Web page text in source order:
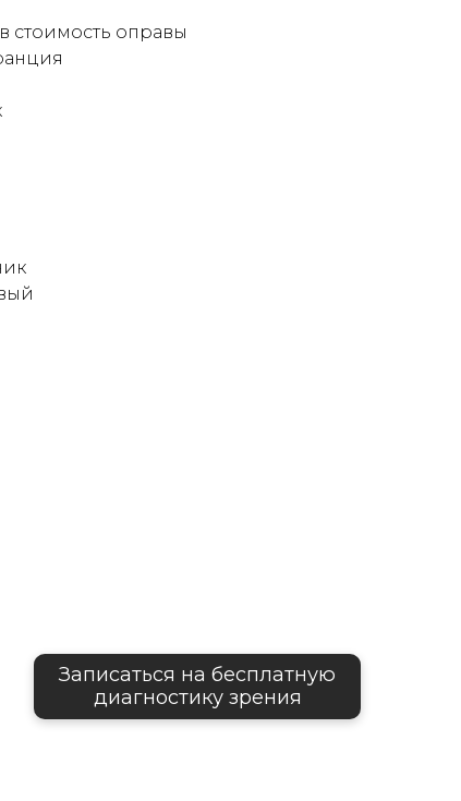
стоимость оправы
Записаться на бесплатную
диагностику зрения